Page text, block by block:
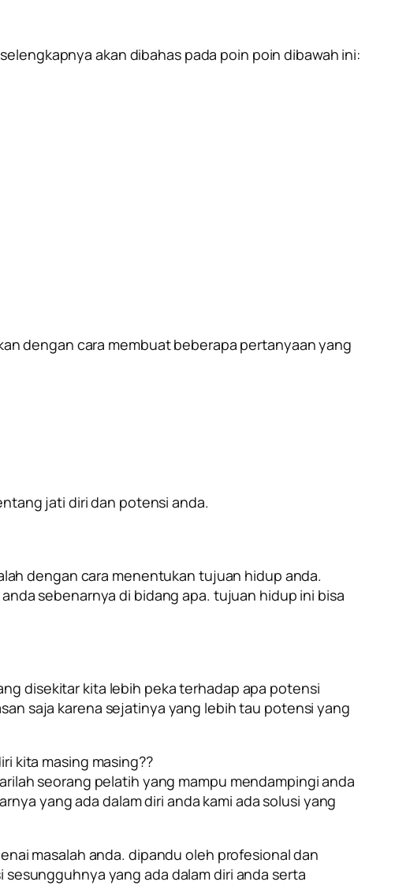
akan dibahas pada poin poin dibawah ini:
dengan cara membuat beberapa pertanyaan yang
jati diri dan potensi anda.
dengan cara menentukan tujuan hidup anda.
sebenarnya di bidang apa. tujuan hidup ini bisa
disekitar kita lebih peka terhadap apa potensi
saja karena sejatinya yang lebih tau potensi yang
kita masing masing??
seorang pelatih yang mampu mendampingi anda
yang ada dalam diri anda kami ada solusi yang
masalah anda. dipandu oleh profesional dan
yang ada dalam diri anda serta